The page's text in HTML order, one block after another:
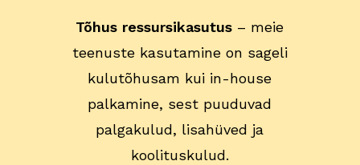
Tõhus ressursikasutus – meie
teenuste kasutamine on sageli
kulutõhusam kui in-house
palkamine, sest puuduvad
palgakulud, lisahüved ja
koolituskulud.